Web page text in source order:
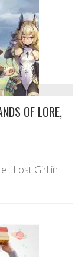
OF LORE,
: Lost Girl in